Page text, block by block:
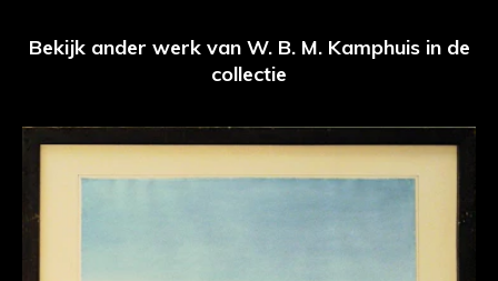
Bekijk ander werk van W. B. M. Kamphuis in de
collectie